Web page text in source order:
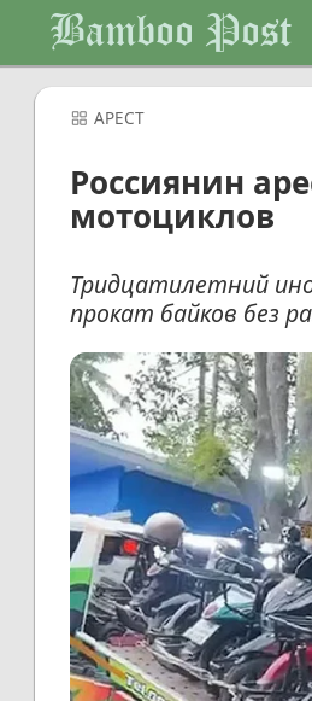
Bamboo Post
АРЕСТ
Россиянин
мотоциклов
Тридцатилетний
прокат байков без